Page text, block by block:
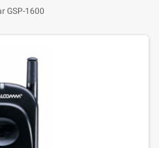
GSP-1600